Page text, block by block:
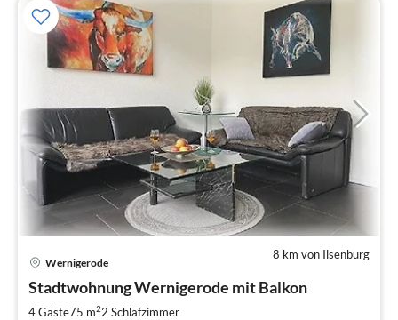
8 km von Ilsenburg
Wernigerode
Stadtwohnung Wernigerode mit Balkon
4 Gäste75 m22 Schlafzimmer